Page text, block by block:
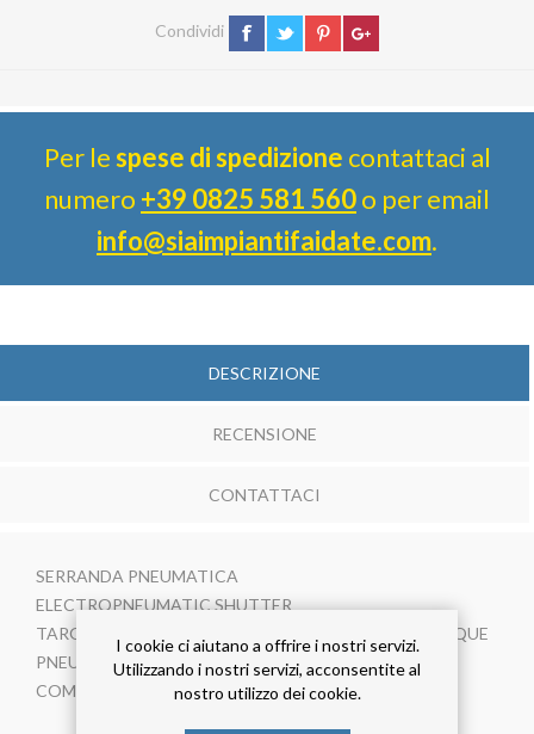
Condividi
Per lespese di spedizione contattaci al
numero +39 0825 581 560o per email
info@siaimpiantifaidate.com.
DESCRIZIONE
RECENSIONE
CONTATTACI
SERRANDA PNEUMATICA
ELECTROPNEUMATIC SHUTTER
TARGETTE A GUILLOTINE A COMMANDE PNEUMATIQUE
PNEUMATISCHER ABSPERRSCHIEBER
COMPUERTA PNEUMATICA
I cookie ci aiutano a offrire i nostri servizi.
Utilizzando i nostri servizi, acconsentite al
nostro utilizzo dei cookie.